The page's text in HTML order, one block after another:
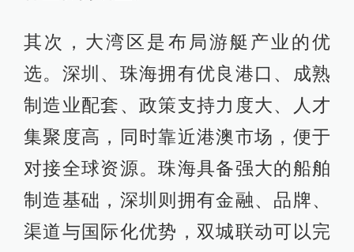
其次，大湾区是布局游艇产业的优
选。深圳、珠海拥有优良港口、成熟
制造业配套、政策支持力度大、人才
集聚度高，同时靠近港澳市场，便于
对接全球资源。珠海具备强大的船舶
制造基础，深圳则拥有金融、品牌、
渠道与国际化优势，双城联动可以完